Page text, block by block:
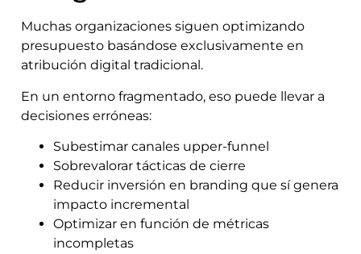
Muchas organizaciones siguen optimizando
presupuesto basándose exclusivamente en
atribución digital tradicional.
En un entorno fragmentado, eso puede llevar a
decisiones erróneas:
Subestimar canales upper-funnel
Sobrevalorar tácticas de cierre
Reducir inversión en branding que sí genera
impacto incremental
Optimizar en función de métricas
incompletas